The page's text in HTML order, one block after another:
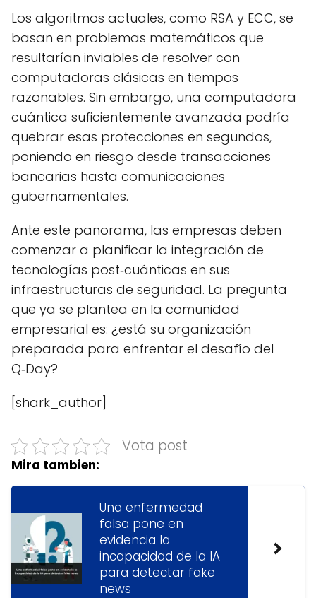
Los algoritmos actuales, como RSA y ECC, se
basan en problemas matemáticos que
resultarían inviables de resolver con
computadoras clásicas en tiempos
razonables. Sin embargo, una computadora
cuántica suficientemente avanzada podría
quebrar esas protecciones en segundos,
poniendo en riesgo desde transacciones
bancarias hasta comunicaciones
gubernamentales.
Ante este panorama, las empresas deben
comenzar a planificar la integración de
tecnologías post‑cuánticas en sus
infraestructuras de seguridad. La pregunta
que ya se plantea en la comunidad
empresarial es: ¿está su organización
preparada para enfrentar el desafío del
Q‑Day?
[shark_author]
Vota post
Mira tambien:
Una enfermedad
falsa pone en
evidencia la
incapacidad de la IA
para detectar fake
news